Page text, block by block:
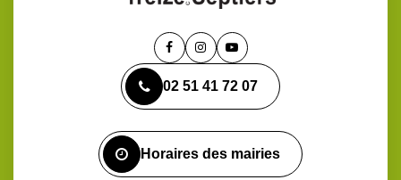
Lien
le
compte
Lien
le
compte
Lien
la
chaîne
02 51 41 72 07
Horaires des mairies